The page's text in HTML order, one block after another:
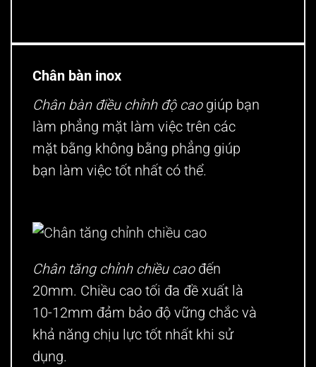
Chân bàn inox
Chân bàn điều chỉnh độ caogiúp bạn
làm phẳng mặt làm việc trên các
mặt bằng không bằng phẳng giúp
bạn làm việc tốt nhất có thể.
Chân tăng chỉnh chiều caođến
20mm. Chiều cao tối đa đề xuất là
10-12mm đảm bảo độ vững chắc và
khả năng chịu lực tốt nhất khi sử
dụng.